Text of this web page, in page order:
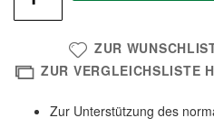
ZUR
ZUR VERGLEICHSLISTE
Zur Unterstützung des